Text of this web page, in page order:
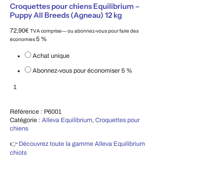
Croquettes pour chiens Equilibrium –
Puppy All Breeds (Agneau) 12 kg
72,90€ TVA comprise—ou abonnez-vous pour faire des
économies5 %
Achat unique
Abonnez-vous pour économiser 5 %
Croquettes pour chiens Equilibrium – Puppy All Breeds (Agneau) 12 kg
Référence : P6001
Catégorie : Alleva Equilibrium, Croquettes pour
chiens
👉 Découvrez toute la gamme Alleva Equilibrium
chiots